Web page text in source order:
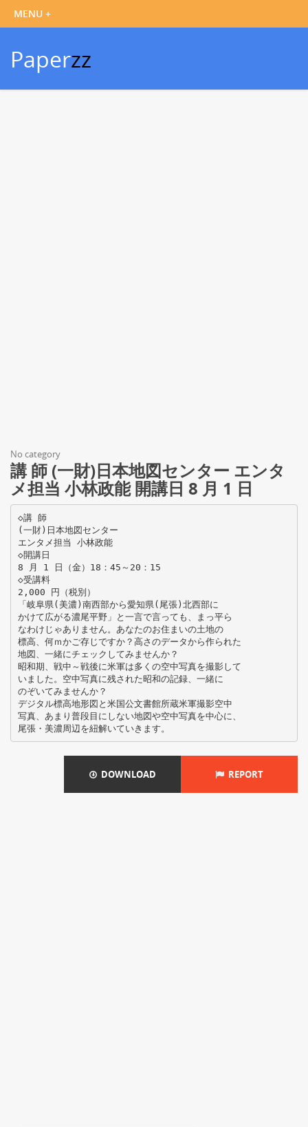
Paperzz
No category
講 師 (一財)日本地図センター エンタ
メ担当 小林政能 開講日 8 月 1 日
◇講 師
(一財)日本地図センター
エンタメ担当 小林政能
◇開講日
8 月 1 日（金）18：45～20：15
◇受講料
2,000 円（税別）
「岐阜県(美濃)南西部から愛知県(尾張)北西部に
かけて広がる濃尾平野」と一言で言っても、まっ平ら
なわけじゃありません。あなたのお住まいの土地の
標高、何ｍかご存じですか？高さのデータから作られた
地図、一緒にチェックしてみませんか？
昭和期、戦中～戦後に米軍は多くの空中写真を撮影して
いました。空中写真に残された昭和の記録、一緒に
のぞいてみませんか？
デジタル標高地形図と米国公文書館所蔵米軍撮影空中
写真、あまり普段目にしない地図や空中写真を中心に、
DOWNLOAD REPORT